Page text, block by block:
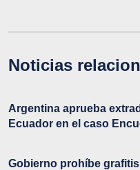
Noticias
Argentina aprueba
Ecuador en el caso
Gobierno prohíbe